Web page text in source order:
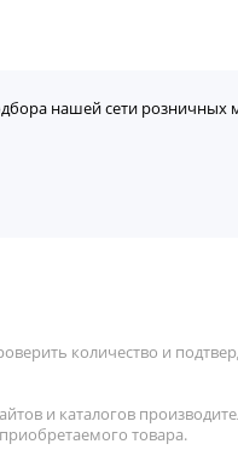
нашей сети розничных
количество и
и каталогов
товара.